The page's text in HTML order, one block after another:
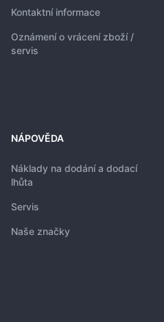
Kontaktní informace
Oznámení o vrácení zboží /
servis
NÁPOVĚDA
Náklady na dodání a dodací
lhůta
Servis
Naše značky